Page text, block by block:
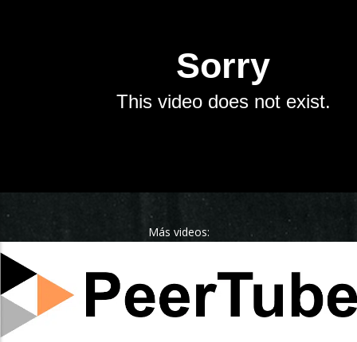
Más videos: